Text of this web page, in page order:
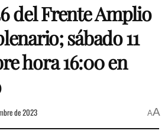
del Frente Amplio
sábado 11
hora 16:00 en
de 2023 AA